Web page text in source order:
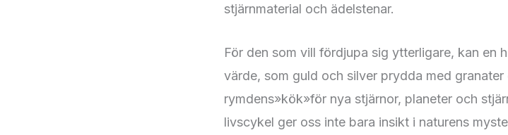
stjärnmaterial och ädelstenar.
För den som vill fördjupa sig ytterligare, kan en
värde, som guld och silver prydda med
rymdens»kök»för nya stjärnor, planeter och
livscykel ger oss inte bara insikt i naturens